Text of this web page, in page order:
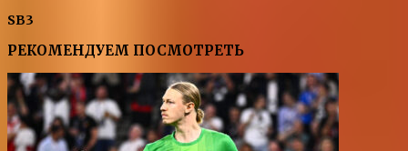
SB3
РЕКОМЕНДУЕМ ПОСМОТРЕТЬ